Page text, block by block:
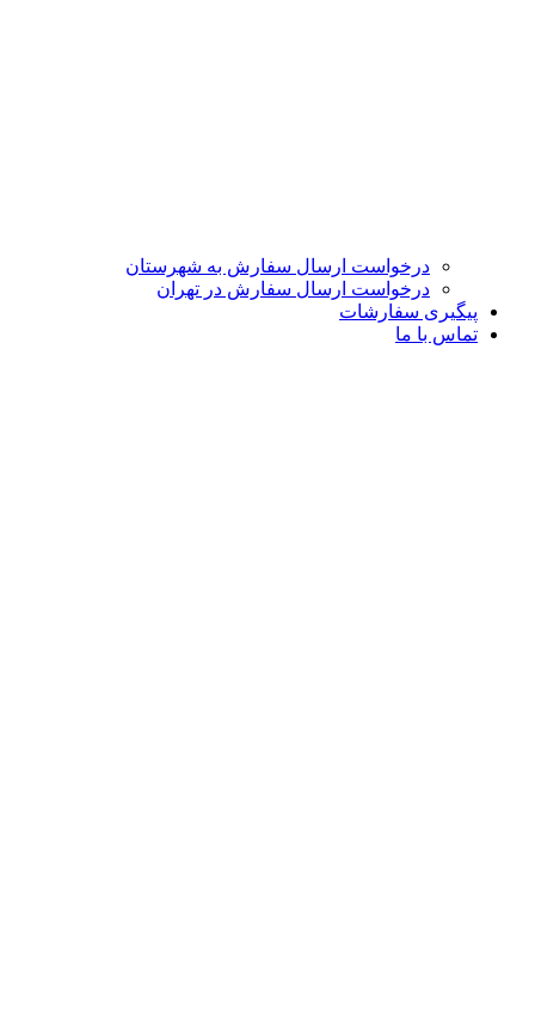
درخواست ارسال سفارش به شهرستان
درخواست ارسال سفارش در تهران
پیگیری سفارشات
تماس با ما